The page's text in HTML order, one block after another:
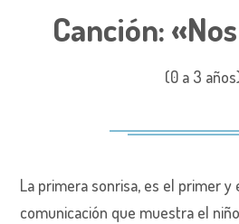
Canción:
(0 a 3
La primera sonrisa, es el primer
comunicación que muestra el